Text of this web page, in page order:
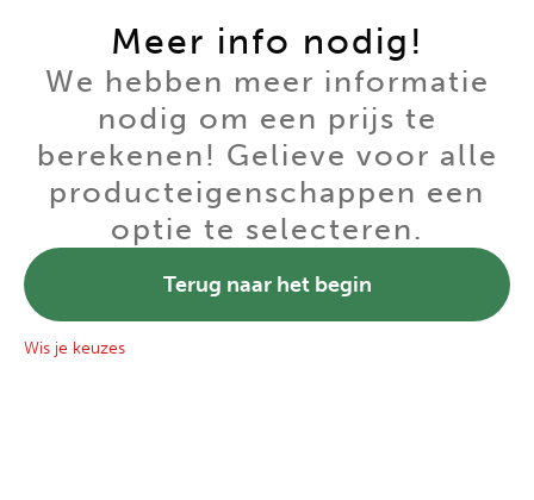
Meer info nodig!
We hebben meer informatie
nodig om een prijs te
berekenen! Gelieve voor alle
producteigenschappen een
optie te selecteren.
Terug naar het begin
Wis je keuzes